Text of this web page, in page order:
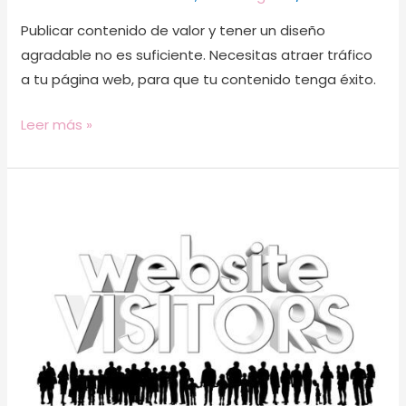
Publicar contenido de valor y tener un diseño
agradable no es suficiente. Necesitas atraer tráfico
a tu página web, para que tu contenido tenga éxito.
Leer más »
contenido
Evergreen
ayuda